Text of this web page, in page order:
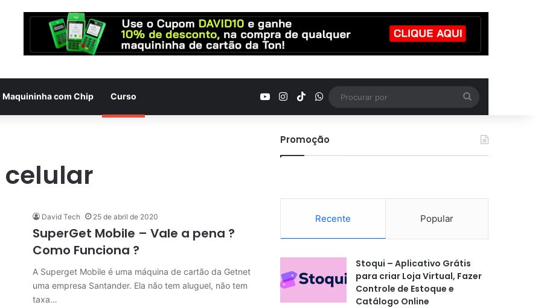
Maquininha com Chip Curso YouTubeInstagram
TikTokWhatsApp
por
David Tech 25 de abril de 2020
SuperGet Mobile – Vale a pena ?
Como Funciona ?
A Superget Mobile é uma máquina de cartão da Getnet
uma empresa Santander. Ela não tem aluguel, não tem
taxa…
Promoção
Recente Popular
Stoqui – Aplicativo Grátis
para criar Loja Virtual, Fazer
Controle de Estoque e
Catálogo Online